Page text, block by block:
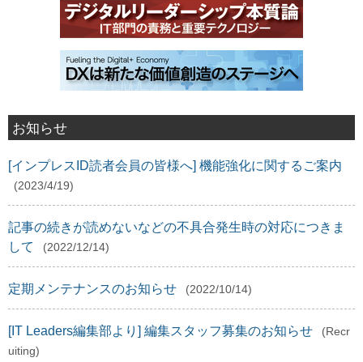
お知らせ
[インプレスID読者会員の皆様へ] 機能強化に関するご案内
(2023/4/19)
記事の続きが読めないなどの不具合発生時の対応につきま
して
(2022/12/14)
定期メンテナンスのお知らせ (2022/10/14)
[IT Leaders編集部より] 編集スタッフ募集のお知らせ
(Recr
uiting)